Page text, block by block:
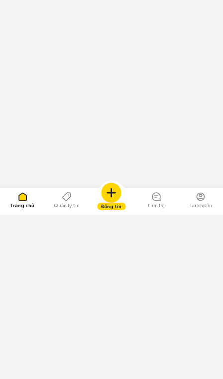
Trang chủ Quản lý tin Đăng tin Liên hệ Tài khoản